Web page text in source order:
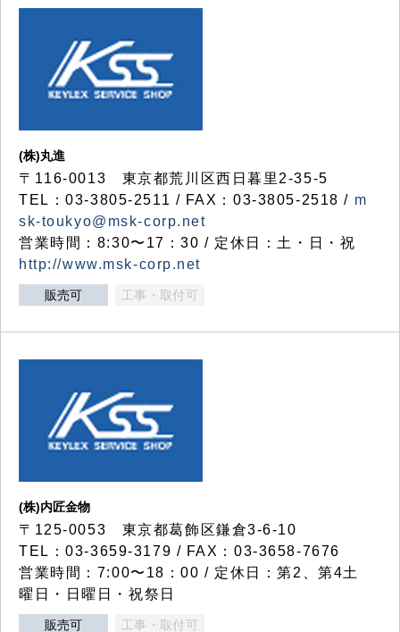
(株)丸進
〒116-0013 東京都荒川区西日暮里2-35-5
TEL：03-3805-2511 / FAX：03-3805-2518 / m
sk-toukyo@msk-corp.net
営業時間：8:30〜17：30 / 定休日：土・日・祝
http://www.msk-corp.net
販売可 工事・取付可
(株)内匠金物
〒125-0053 東京都葛飾区鎌倉3-6-10
TEL：03-3659-3179 / FAX：03-3658-7676
営業時間：7:00〜18：00 / 定休日：第2、第4土
曜日・日曜日・祝祭日
販売可 工事・取付可